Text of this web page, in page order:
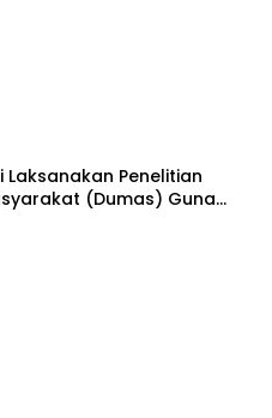
Laksanakan Penelitian
(Dumas) Guna
Personil Polri